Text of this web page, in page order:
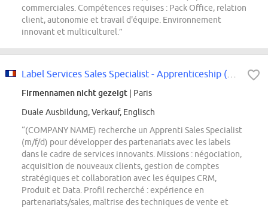
commerciales. Compétences requises : Pack Office, relation
client, autonomie et travail d'équipe. Environnement
innovant et multiculturel.”
Firmennamen nicht gezeigt | Paris
Duale Ausbildung, Verkauf, Englisch
“(COMPANY NAME) recherche un Apprenti Sales Specialist
(m/f/d) pour développer des partenariats avec les labels
dans le cadre de services innovants. Missions : négociation,
acquisition de nouveaux clients, gestion de comptes
stratégiques et collaboration avec les équipes CRM,
Produit et Data. Profil recherché : expérience en
partenariats/sales, maîtrise des techniques de vente et